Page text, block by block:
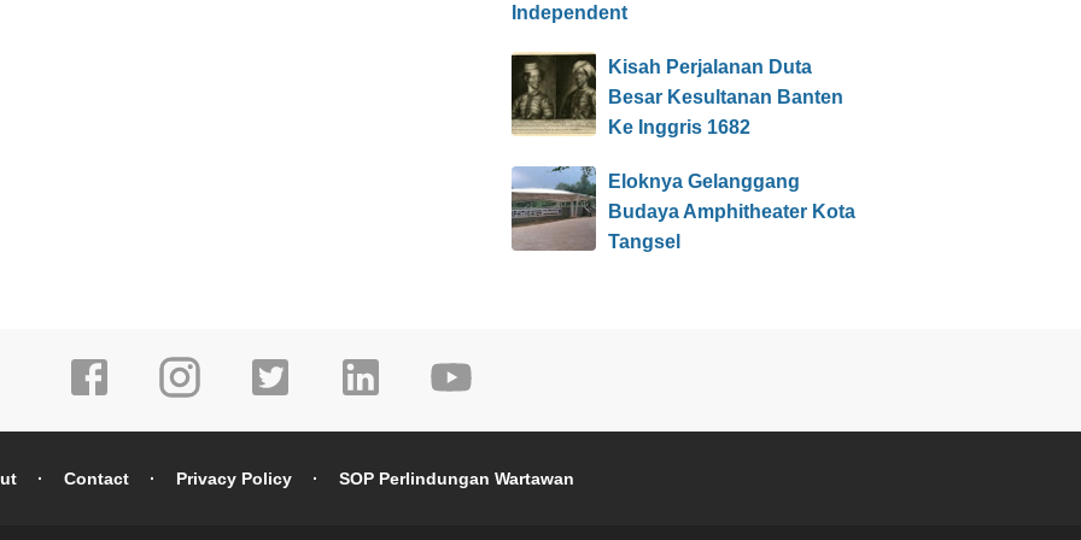
Independent
Kisah Perjalanan Duta
Besar Kesultanan Banten
Ke Inggris 1682
Eloknya Gelanggang
Budaya Amphitheater Kota
Tangsel
Contact Privacy Policy SOP Perlindungan Wartawan